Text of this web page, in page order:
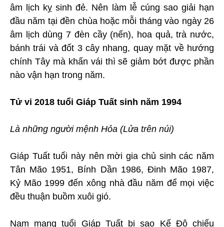
âm lịch kỵ sinh đẻ. Nên làm lễ cúng sao giải hạn
đầu năm tại đền chùa hoặc mỗi tháng vào ngày 26
âm lịch dùng 7 đèn cầy (nến), hoa quả, trà nước,
bánh trái và đốt 3 cây nhang, quay mặt về hướng
chính Tây mà khấn vái thì sẽ giảm bớt được phần
nào vận hạn trong năm.
Tử vi 2018 tuổi Giáp Tuất sinh năm 1994
Là những người mệnh Hỏa (Lửa trên núi)
Giáp Tuất tuổi này nên mời gia chủ sinh các năm
Tân Mão 1951, Bính Dần 1986, Đinh Mão 1987,
Kỷ Mão 1999 đến xông nhà đầu năm để mọi việc
đều thuận buồm xuôi gió.
Nam mạng tuổi Giáp Tuất bị sao Kế Đô chiếu